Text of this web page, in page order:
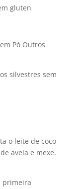
gluten
Pó Outros
silvestres sem
o leite de coco
aveia e mexe.
primeira